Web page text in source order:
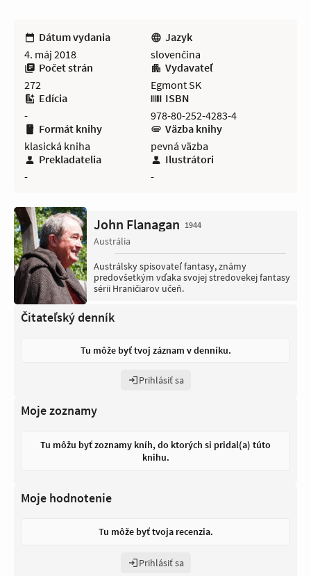
Dátum vydania
4. máj 2018
Jazyk
slovenčina
Počet strán
272
Vydavateľ
Egmont SK
Edícia
-
ISBN
978-80-252-4283-4
Formát knihy
klasická kniha
Väzba knihy
pevná väzba
Prekladatelia
-
Ilustrátori
-
John Flanagan 1944
Austrália
Austrálsky spisovateľ fantasy, známy
predovšetkým vďaka svojej stredovekej fantasy
sérii Hraničiarov učeň.
Čitateľský denník
Tu môže byť tvoj záznam v denníku.
Prihlásiť sa
Moje zoznamy
Tu môžu byť zoznamy kníh, do ktorých si pridal(a) túto
knihu.
Moje hodnotenie
Tu môže byť tvoja recenzia.
Prihlásiť sa